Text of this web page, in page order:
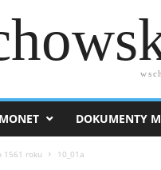
DOKUMENTY
1561 roku 10_01a